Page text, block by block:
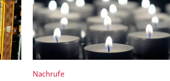
Nachrufe